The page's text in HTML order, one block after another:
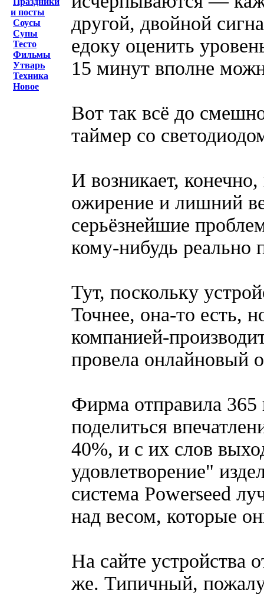
и посты
Соусы
Супы
Тесто
Фильмы
Утварь
Техника
Новое
другой, двойной
едоку оценить
15 минут вполне
Вот так всё до
таймер со
И возникает,
ожирение и лишний
серьёзнейшие
кому-нибудь реально
Тут, поскольку
Точнее, она-то есть,
компанией-
провела онлайновый
Фирма отправила 365
поделиться
40%, и с их слов
удовлетворение"
система Powerseed
над весом, которые
На сайте устройства
же. Типичный,